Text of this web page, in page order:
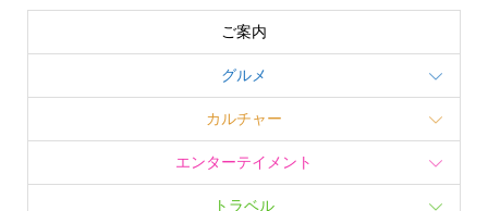
ご案内
グルメ
カルチャー
エンターテイメント
トラベル